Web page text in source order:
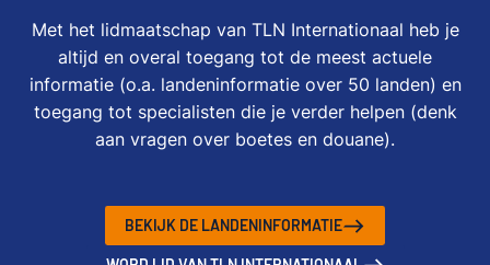
Met het lidmaatschap van TLN Internationaal heb je
altijd en overal toegang tot de meest actuele
informatie (o.a. landeninformatie over 50 landen) en
toegang tot specialisten die je verder helpen (denk
aan vragen over boetes en douane).
BEKIJK DE LANDENINFORMATIE